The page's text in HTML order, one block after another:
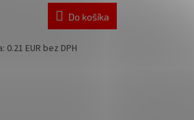
Do košíka
0.21 EUR bez DPH